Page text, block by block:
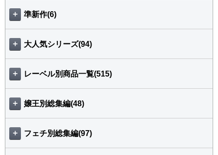
＋ 準新作(6)
＋ 大人気シリーズ(94)
＋ レーベル別商品一覧(515)
＋ 嬢王別総集編(48)
＋ フェチ別総集編(97)